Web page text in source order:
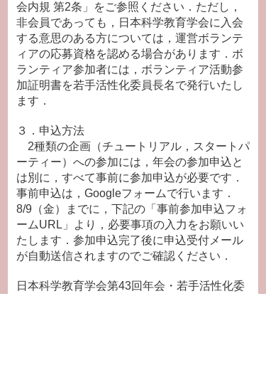
会内規 第2条」をご参照ください．ただし，
非会員であっても，日本科学教育学会に入会
する意思のある方については，運営ボランテ
ィアの応募資格を認める場合があります．ボ
ランティア参加者には，ボランティア活動参
加証明書を若手活性化委員長名で発行いたし
ます．
３．申込方法
2種類の企画（チュートリアル，スタートパ
ーティー）への参加には，年会の参加申込と
は別に，すべて事前に参加申込が必要です．
事前申込は，Googleフォームで行います．
8/9（金）までに，下記の「事前参加申込フォ
ームURL」より，必要事項の入力をお願いい
たします．参加申込完了後に申込受付メール
が自動送信されますのでご確認ください．
日本科学教育学会第43回年会・若手活性化委